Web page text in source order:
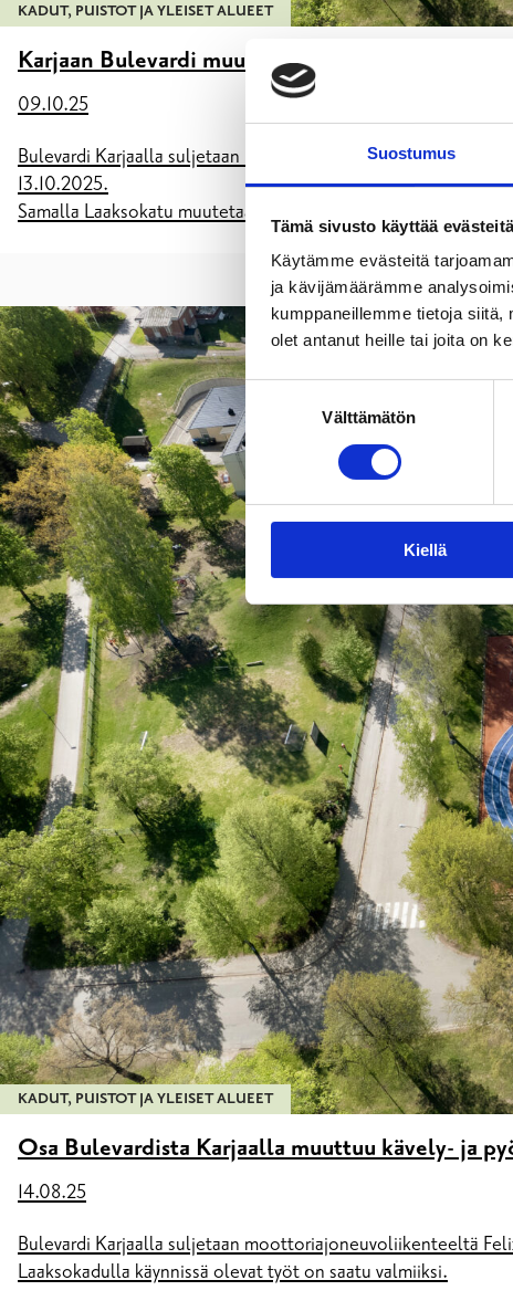
Suostumus
Tämä sivusto käyttää evästeitä
Käytämme evästeitä
ja kävijämäärämme
kumppaneillemme tietoja
olet antanut heille tai joita on
valinta
Välttämätön
Kiellä
KADUT, PUISTOT JA YLEISET ALUEET
Karjaan Bulevardi muutetaan kävely- ja
09.10.25
Bulevardi Karjaalla suljetaan moottoriajoneuvoliikenteeltä
13.10.2025.
Samalla Laaksokatu muutetaan yksisuuntaisesta
KADUT, PUISTOT JA YLEISET ALUEET
Osa Bulevardista Karjaalla muuttuu kävely- ja
14.08.25
Bulevardi Karjaalla suljetaan moottoriajoneuvoliikenteeltä
Laaksokadulla käynnissä olevat työt on saatu valmiiksi.